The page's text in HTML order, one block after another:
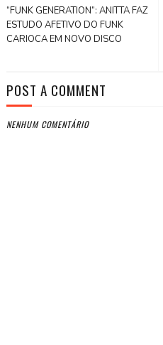
“FUNK GENERATION”: ANITTA FAZ
ESTUDO AFETIVO DO FUNK
CARIOCA EM NOVO DISCO
POST A COMMENT
NENHUM COMENTÁRIO